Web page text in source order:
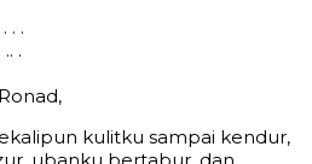
. .
.
kulitku sampai kendur,